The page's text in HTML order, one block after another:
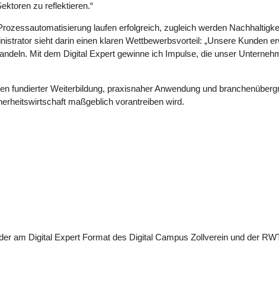
zu reflektieren.“
laufen erfolgreich, zugleich werden
sieht darin einen klaren Wettbewerbsvorteil: „Unsere Kunden
Mit dem Digital Expert gewinne ich Impulse, die unser
fundierter Weiterbildung, praxisnaher Anwendung und
maßgeblich vorantreiben wird.
am Digital Expert Format des Digital Campus Zollverein und der